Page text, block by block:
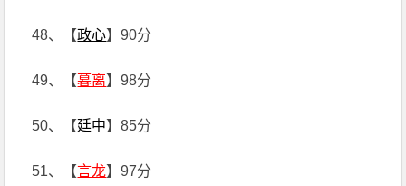
48、【政心】90分
49、【暮离】98分
50、【廷中】85分
51、【言龙】97分